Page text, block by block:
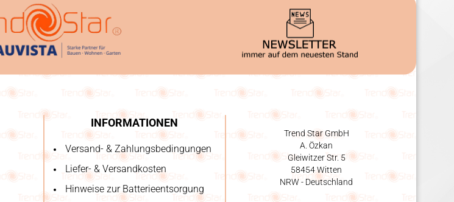
INFORMATIONEN
Versand- & Zahlungsbedingungen
Liefer- & Versandkosten
Hinweise zur Batterieentsorgung
Trend Star GmbH
A. Özkan
Gleiwitzer Str. 5
58454 Witten
NRW - Deutschland